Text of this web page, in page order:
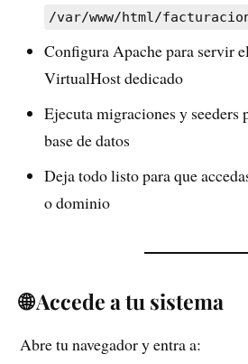
/var/www/html/
Configura Apache para servir
VirtualHost dedicado
Ejecuta migraciones y
base de datos
Deja todo listo para que
o dominio
🌐 Accede a tu sistema
Abre tu navegador y entra a: